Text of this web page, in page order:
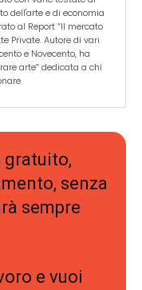
dell'arte e di economia
al Report “Il mercato
Private. Autore di vari
e Novecento, ha
arte” dedicata a chi
gratuito,
senza
sempre
e vuoi